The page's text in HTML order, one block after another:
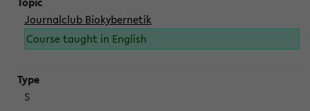
Journalclub Biokybernetik
Course taught in English
S